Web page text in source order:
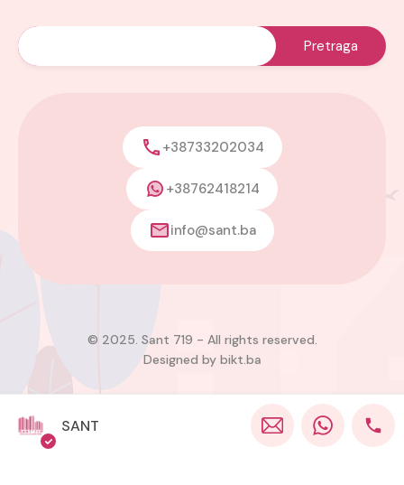
+38733202034
+38762418214
info@sant.ba
© 2025. Sant 719 - All rights reserved.
Designed by bikt.ba
SANT